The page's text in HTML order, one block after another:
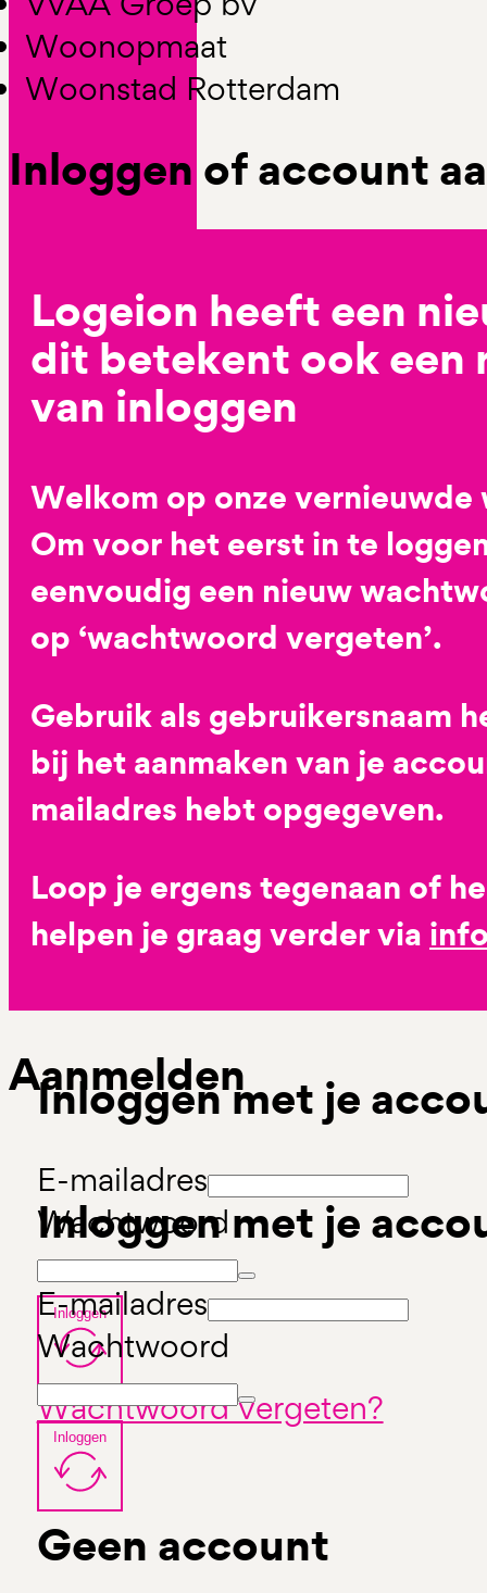
Woonopmaat
Woonstad Rotterdam
Inloggen of account
Logeion heeft een
dit betekent ook een
van inloggen
Welkom op onze vernieuwde
Om voor het eerst in te
eenvoudig een nieuw
op ‘wachtwoord vergeten’.
Gebruik als gebruikersnaam
bij het aanmaken van je
mailadres hebt opgegeven.
Loop je ergens tegenaan of
helpen je graag verder via
Inloggen met je
E-mailadres
Wachtwoord
Inloggen
Wachtwoord vergeten?
Geen account
Aanmelden
Inloggen met je
E-mailadres
Wachtwoord
Inloggen